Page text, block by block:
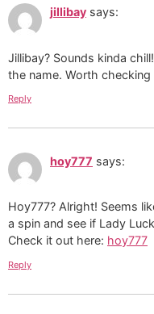
jillibay says:
Jillibay? Sounds kinda
the name. Worth checking
Reply
hoy777 says:
Hoy777? Alright! Seems
a spin and see if Lady
Check it out here: hoy777
Reply